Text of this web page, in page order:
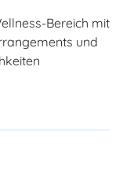
Bereich mit
und